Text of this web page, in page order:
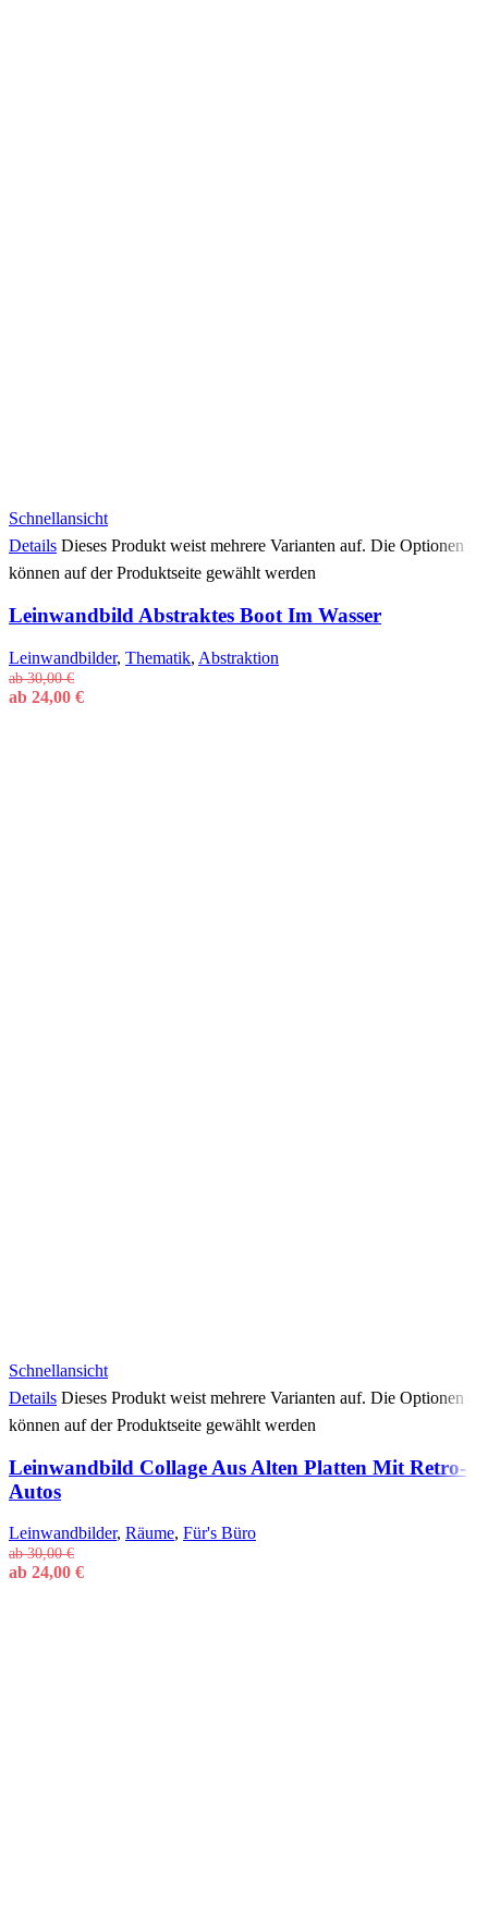
Schnellansicht
Details Dieses Produkt weist mehrere Varianten auf. Die Optionen
können auf der Produktseite gewählt werden
Leinwandbild Abstraktes Boot Im Wasser
Leinwandbilder, Thematik, Abstraktion
ab30,00€
ab 24,00 €
Schnellansicht
Details Dieses Produkt weist mehrere Varianten auf. Die Optionen
können auf der Produktseite gewählt werden
Leinwandbild Collage Aus Alten Platten Mit Retro-
Autos
Leinwandbilder, Räume, Für's Büro
ab30,00€
ab 24,00 €